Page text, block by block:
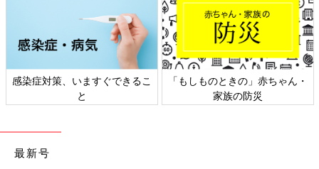
しまむら新ブランドmicorrid（ミコリッ
ド）、プチプラ高見えアイテムが話題！
「限定商品も」おすすめ4選
しまむらベビー・キッズ服に新ブランド
「micorrid（ミコリッド）」が仲間入り！おし
ゃれママの毎日コーデに使えるプチプラ高見え
アイテムが話題を呼んでいます。今回は早速
「micorrid」をGETした方のインスタ投稿を紹
介します♪
しまむら×LITTC（リトシー）のアイテムはどれも可愛くて、お
ー・キッズ服を買い足したい！」と考えている方は、ぜひしまむ
らをチェックしてみてくださいね♪
感染症対策、いますぐできるこ
と
「もしものときの」赤ちゃん・
家族の防災
最新号